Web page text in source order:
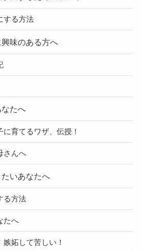
する方法
味のある方へ
たへ
育てるワザ、伝授！
さんへ
いあなたへ
る方法
たへ
妬して苦しい！